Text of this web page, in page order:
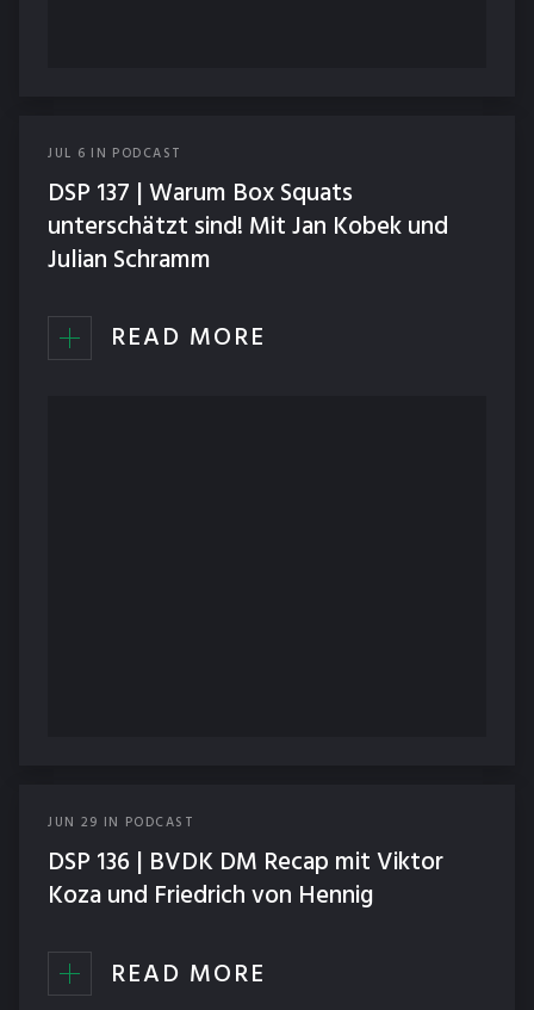
JUL 6 IN PODCAST
DSP 137 | Warum Box Squats
unterschätzt sind! Mit Jan Kobek und
Julian Schramm
READ MORE
JUN 29 IN PODCAST
DSP 136 | BVDK DM Recap mit Viktor
Koza und Friedrich von Hennig
READ MORE